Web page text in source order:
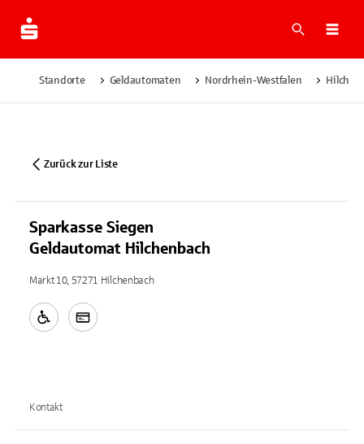
Suche
Standorte Geldautomaten Nordrhein-Westfalen
Zurück zur Liste
Sparkasse Siegen
Geldautomat Hilchenbach
Markt 10, 57271 Hilchenbach
Kontakt